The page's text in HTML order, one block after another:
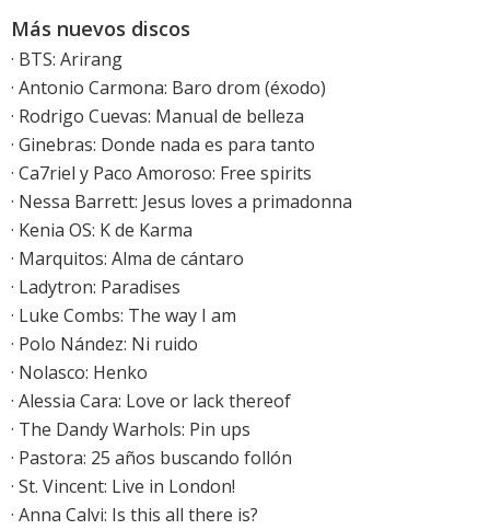
Más nuevos discos
· BTS: Arirang
· Antonio Carmona: Baro drom (éxodo)
· Rodrigo Cuevas: Manual de belleza
· Ginebras: Donde nada es para tanto
· Ca7riel y Paco Amoroso: Free spirits
· Nessa Barrett: Jesus loves a primadonna
· Kenia OS: K de Karma
· Marquitos: Alma de cántaro
· Ladytron: Paradises
· Luke Combs: The way I am
· Polo Nández: Ni ruido
· Nolasco: Henko
· Alessia Cara: Love or lack thereof
· The Dandy Warhols: Pin ups
· Pastora: 25 años buscando follón
· St. Vincent: Live in London!
· Anna Calvi: Is this all there is?